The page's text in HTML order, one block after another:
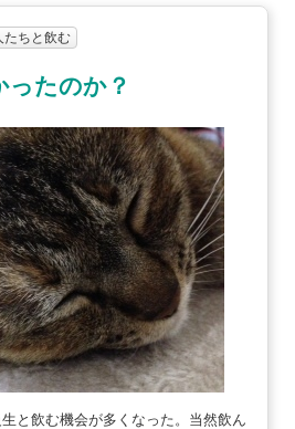
たちと飲む
ったのか？
と飲む機会が多くなった。当然飲ん